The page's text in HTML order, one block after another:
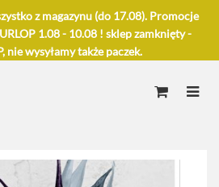
z magazynu (do 17.08). Promocje
1.08 - 10.08 ! sklep zamknięty -
nie wysyłamy także paczek.